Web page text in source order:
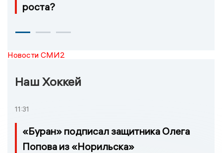
роста?
Новости СМИ2
Наш Хоккей
11:31
«Буран» подписал защитника Олега
Попова из «Норильска»